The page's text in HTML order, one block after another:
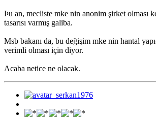
Þu an, mecliste mke nin anonim şirket olması
tasarısı varmış galiba.
Msb bakanı da, bu değişim mke nin hantal
verimli olması için diyor.
Acaba netice ne olacak.